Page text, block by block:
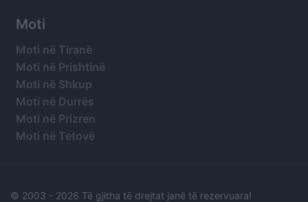
Moti
Moti në Tiranë
Moti në Prishtinë
Moti në Shkup
Moti në Durrës
Moti në Prizren
Moti në Tetovë
© 2003 - 2026 Të gjitha të drejtat janë të rezervuara!